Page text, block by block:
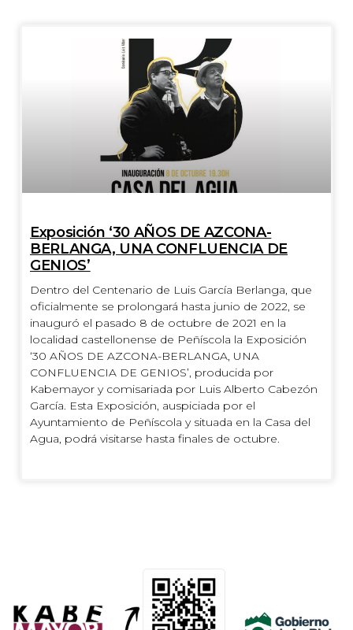
Exposición ‘30 AÑOS DE AZCONA-
BERLANGA, UNA CONFLUENCIA DE
GENIOS’
Dentro del Centenario de Luis García Berlanga, que
oficialmente se prolongará hasta junio de 2022, se
inauguró el pasado 8 de octubre de 2021 en la
localidad castellonense de Peñíscola la Exposición
‘30 AÑOS DE AZCONA-BERLANGA, UNA
CONFLUENCIA DE GENIOS’, producida por
Kabemayor y comisariada por Luis Alberto Cabezón
García. Esta Exposición, auspiciada por el
Ayuntamiento de Peñíscola y situada en la Casa del
Agua, podrá visitarse hasta finales de octubre.